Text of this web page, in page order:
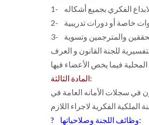
3- تسعى اللجنة إلى ترسيخ وتقنين أسس التعاون والتعاقد بين الناشرين والمؤلفين والمحققين والمترجمين وتسوية
للجنة القانون و العرف
المادة الثالثة:
في سجلات الأمانه العامة في
? وظائف اللجنة وصلاحياتها: